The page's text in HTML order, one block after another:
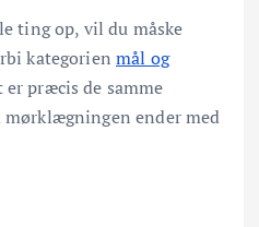
ting op, vil du måske
kategorienmål og
er præcis de samme
mørklægningen ender med